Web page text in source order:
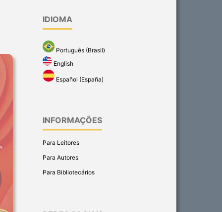
IDIOMA
Português (Brasil)
English
Español (España)
INFORMAÇÕES
Para Leitores
Para Autores
Para Bibliotecários